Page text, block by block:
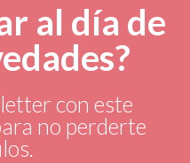
al día de
con este
no perderte